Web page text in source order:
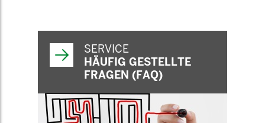
SERVICE
HÄUFIG GESTELLTE
FRAGEN (FAQ)